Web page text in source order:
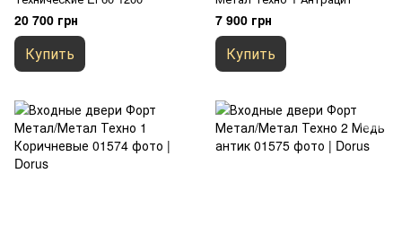
20 700 грн
Купить
7 900 грн
Купить